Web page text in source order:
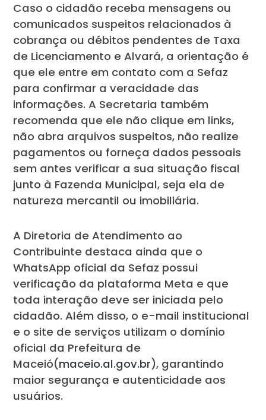
Caso o cidadão receba mensagens ou
comunicados suspeitos relacionados à
cobrança ou débitos pendentes de Taxa
de Licenciamento e Alvará, a orientação é
que ele entre em contato com a Sefaz
para confirmar a veracidade das
informações. A Secretaria também
recomenda que ele não clique em links,
não abra arquivos suspeitos, não realize
pagamentos ou forneça dados pessoais
sem antes verificar a sua situação fiscal
junto à Fazenda Municipal, seja ela de
natureza mercantil ou imobiliária.
A Diretoria de Atendimento ao
Contribuinte destaca ainda que o
WhatsApp oficial da Sefaz possui
verificação da plataforma Meta e que
toda interação deve ser iniciada pelo
cidadão. Além disso, o e-mail institucional
e o site de serviços utilizam o domínio
oficial da Prefeitura de
Maceió(maceio.al.gov.br), garantindo
maior segurança e autenticidade aos
usuários.